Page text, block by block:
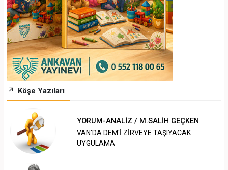
Köşe Yazıları
YORUM-ANALİZ / M.SALİH GEÇKEN
VAN'DA DEM'İ ZİRVEYE TAŞIYACAK
UYGULAMA